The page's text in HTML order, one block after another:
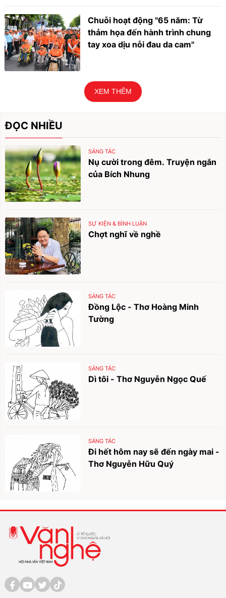
Chuỗi hoạt động "65 năm: Từ
thảm họa đến hành trình chung
tay xoa dịu nỗi đau da cam"
XEM THÊM
ĐỌC NHIỀU
SÁNG TÁC
Nụ cười trong đêm. Truyện ngắn
của Bích Nhung
SỰ KIỆN & BÌNH LUẬN
Chợt nghĩ về nghề
SÁNG TÁC
Đồng Lộc - Thơ Hoàng Minh
Tường
SÁNG TÁC
Dì tôi - Thơ Nguyễn Ngọc Quế
SÁNG TÁC
Đi hết hôm nay sẽ đến ngày mai -
Thơ Nguyễn Hữu Quý